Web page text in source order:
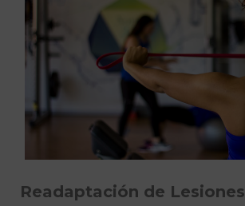
Readaptación de Lesiones